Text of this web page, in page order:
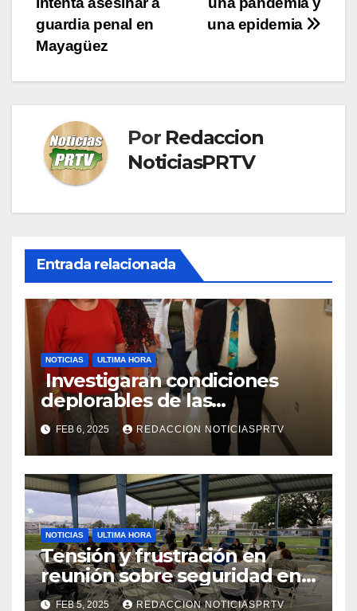
de
entradas
una epidemia
guardia penal en
Mayagüez
Por Redaccion
NoticiasPRTV
Entrada relacionada
NOTICIAS ULTIMA HORA
Investigaran condiciones
deplorables de las
facilidades el Departamento
de la Salud en Mayagüez
FEB 6, 2025 REDACCION NOTICIASPRTV
NOTICIAS ULTIMA HORA
Tensión y frustración en
reunión sobre seguridad en
Reparto Metropolitano
FEB 5, 2025 REDACCION NOTICIASPRTV